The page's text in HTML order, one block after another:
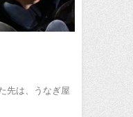
先は、うなぎ屋